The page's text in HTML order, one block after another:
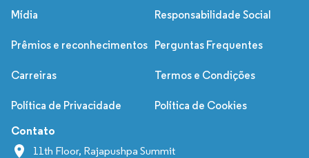
Mídia Responsabilidade Social
Prêmios e reconhecimentos Perguntas Frequentes
Carreiras Termos e Condições
Política de Privacidade Política de Cookies
Contato
11th Floor, Rajapushpa Summit